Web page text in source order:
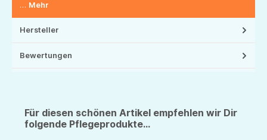
… Mehr
Hersteller
Bewertungen
Für diesen schönen Artikel empfehlen wir Dir
folgende Pflegeprodukte...